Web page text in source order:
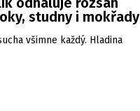
studny i mokřady
všimne každý. Hladina